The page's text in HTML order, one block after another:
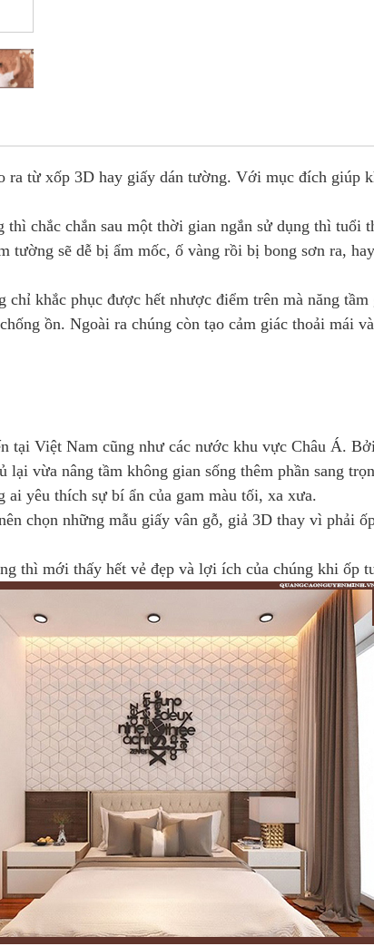
từ xốp 3D hay giấy dán tường. Với mục đích giúp
chắc chắn sau một thời gian ngắn sử dụng thì tuổi
sẽ dễ bị ẩm mốc, ố vàng rồi bị bong sơn ra,
khắc phục được hết nhược điểm trên mà năng
ồn. Ngoài ra chúng còn tạo cảm giác thoải mái
tại Việt Nam cũng như các nước khu vực Châu Á.
vừa nâng tầm không gian sống thêm phần sang
ai yêu thích sự bí ẩn của gam màu tối, xa xưa.
chọn những mẫu giấy vân gỗ, giả 3D thay vì phải
thì mới thấy hết vẻ đẹp và lợi ích của chúng khi ốp